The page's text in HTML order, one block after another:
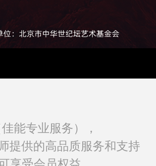
能专业服务），
提供的高品质服务和支持